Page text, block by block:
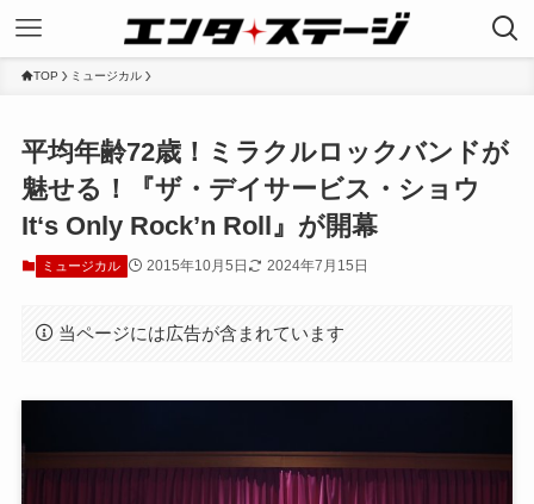
TOP ミュージカル
平均年齢72歳！ミラクルロックバンドが
魅せる！『ザ・デイサービス・ショウ
It‘s Only Rock’n Roll』が開幕
ミュージカル 2015年10月5日 2024年7月15日
当ページには広告が含まれています